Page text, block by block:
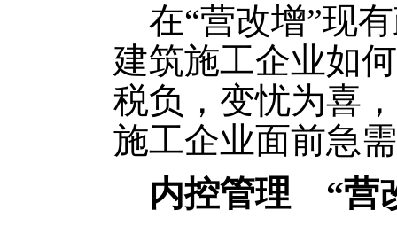
在“营改增”现
建筑施工企业如
税负，变忧为喜
施工企业面前急
内控管理 “营